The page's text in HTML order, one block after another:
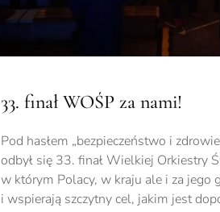
33. finał WOŚP za nami!
Pod hasłem „bezpieczeństwo i
odbył się 33. finał Wielkiej Orkiestry
w którym Polacy, w kraju ale i za jego
i wspierają szczytny cel, jakim jest